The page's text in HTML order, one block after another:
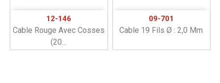
12-146
Cable Rouge Avec Cosses
(20...
09-701
Cable 19 Fils Ø : 2,0 Mm